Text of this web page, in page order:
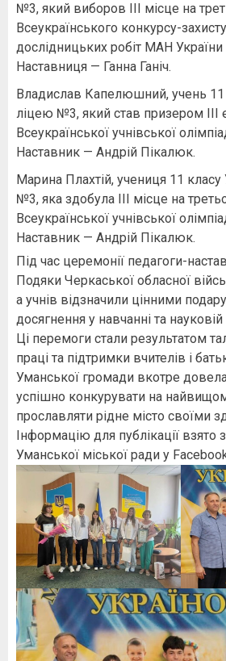
№3, який виборов ІІІ місце на
Всеукраїнського конкурсу-
дослідницьких робіт МАН України
Наставниця — Ганна Ганіч.
Владислав Капелюшний, учень 11
ліцею №3, який став призером ІІІ
Всеукраїнської учнівської
Наставник — Андрій Пікалюк.
Марина Плахтій, учениця 11
№3, яка здобула ІІІ місце на
Всеукраїнської учнівської
Наставник — Андрій Пікалюк.
Під час церемонії педагоги-
Подяки Черкаської обласної
а учнів відзначили цінними
досягнення у навчанні та науковій
Ці перемоги стали результатом
праці та підтримки вчителів і
Уманської громади вкотре
успішно конкурувати на
прославляти рідне місто своїми
Інформацію для публікації взято
Уманської міської ради у